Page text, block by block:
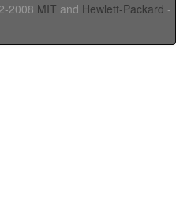
2008 MIT and Hewlett-Packard -